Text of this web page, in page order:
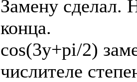
Замену сделал.
конца.
cos(3y+pi/2)
числителе